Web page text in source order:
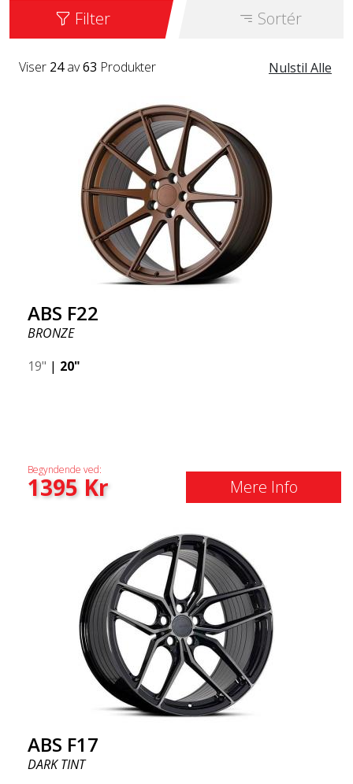
Filter Sortér
Nulstil Alle
Viser 24av63 Produkter
ABS F22
BRONZE
19" | 20"
Begyndende ved:
1395Kr Mere Info
ABS F17
DARK TINT